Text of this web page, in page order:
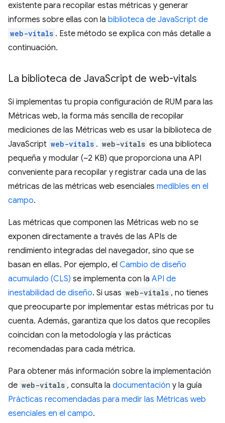
existente para recopilar estas métricas y generar
informes sobre ellas con la biblioteca de JavaScript de
web-vitals . Este método se explica con más detalle a
continuación.
La biblioteca de JavaScript de web-vitals
Si implementas tu propia configuración de RUM para las
Métricas web, la forma más sencilla de recopilar
mediciones de las Métricas web es usar la biblioteca de
JavaScript web-vitals . web-vitals es una biblioteca
pequeña y modular (~2 KB) que proporciona una API
conveniente para recopilar y registrar cada una de las
métricas de las métricas web esenciales medibles en el
campo.
Las métricas que componen las Métricas web no se
exponen directamente a través de las APIs de
rendimiento integradas del navegador, sino que se
basan en ellas. Por ejemplo, el Cambio de diseño
acumulado (CLS) se implementa con la API de
inestabilidad de diseño. Si usas web-vitals , no tienes
que preocuparte por implementar estas métricas por tu
cuenta. Además, garantiza que los datos que recopiles
coincidan con la metodología y las prácticas
recomendadas para cada métrica.
Para obtener más información sobre la implementación
de web-vitals , consulta la documentación y la guía
Prácticas recomendadas para medir las Métricas web
esenciales en el campo.